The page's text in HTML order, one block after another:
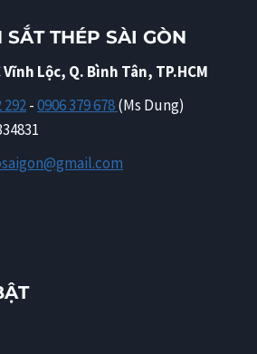
SẮT THÉP SÀI GÒN
Lộc, Q. Bình Tân, TP.HCM
292-0906 379 678(Ms Dung)